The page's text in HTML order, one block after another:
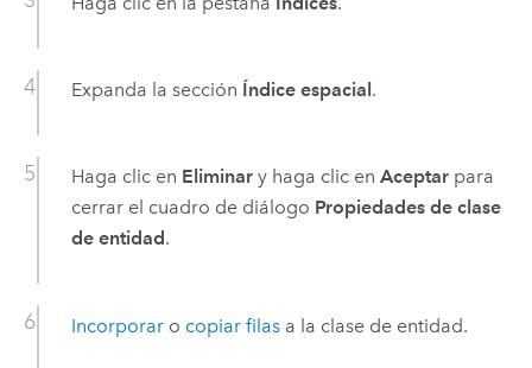
Expanda la sección Índice espacial .
Haga clic en Eliminary haga clic en Aceptarpara
cerrar el cuadro de diálogo Propiedades de clase
de entidad.
Incorporaro copiar filasa la clase de entidad.